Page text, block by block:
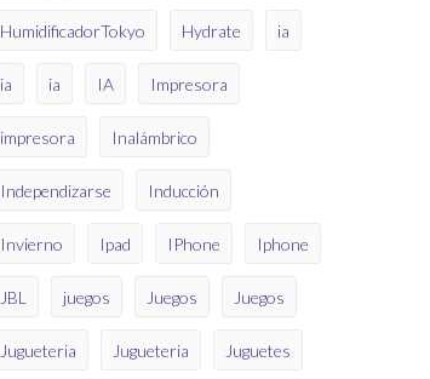
HumidificadorTokyo Hydrate ia
ia ia IA Impresora
impresora Inalámbrico
Independizarse Inducción
Invierno Ipad IPhone Iphone
JBL juegos Juegos Juegos
Jugueteria Jugueteria Juguetes